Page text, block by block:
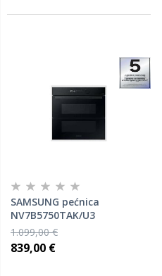
SAMSUNG pećnica
NV7B5750TAK/U3
1.099,00 €
839,00 €